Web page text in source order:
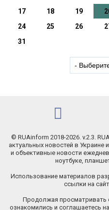
17
18 19
24
25 26
31
© RUAinform 2018-2026. v.2.3.
актуальных новостей в Украине
и объективные новости
ноутбуке,
Использование материалов
ссылки на
Продолжая просматривать
ознакомились и соглашаетесь